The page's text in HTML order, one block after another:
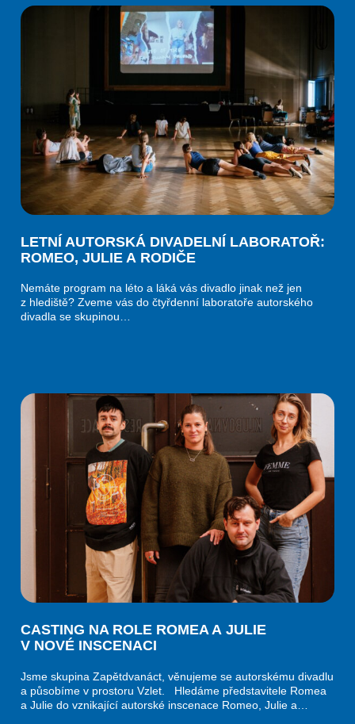
LETNÍ AUTORSKÁ DIVADELNÍ LABORATOŘ:
ROMEO, JULIE A RODIČE
Nemáte program na léto a láká vás divadlo jinak než jen
z hlediště? Zveme vás do čtyřdenní laboratoře autorského
divadla se skupinou…
CASTING NA ROLE ROMEA A JULIE
V NOVÉ INSCENACI
Jsme skupina Zapětdvanáct, věnujeme se autorskému divadlu
a působíme v prostoru Vzlet. Hledáme představitele Romea
a Julie do vznikající autorské inscenace Romeo, Julie a…